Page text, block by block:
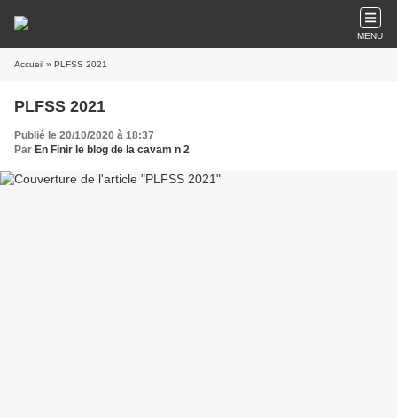
MENU
Accueil » PLFSS 2021
PLFSS 2021
Publié le 20/10/2020 à 18:37
Par En Finir le blog de la cavam n 2